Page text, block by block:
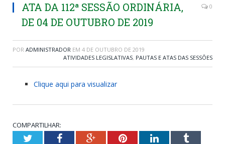
ATA DA 112ª SESSÃO ORDINÁRIA,
DE 04 DE OUTUBRO DE 2019
0
POR ADMINISTRADOR EM 4 DE OUTUBRO DE 2019
ATIVIDADES LEGISLATIVAS, PAUTAS E ATAS DAS SESSÕES
Clique aqui para visualizar
COMPARTILHAR:
TwitterFacebookGoogle+PinterestLinkedInTumblr